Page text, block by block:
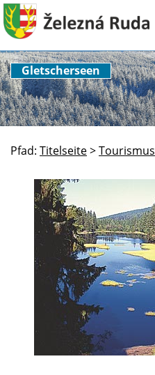
Gletscherseen
Pfad: Titelseite>Tourismus